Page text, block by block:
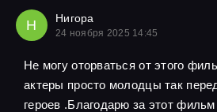
Н Нигора
24 ноября 2025 14:45
Не могу оторваться от этого
актеры просто молодцы так
героев .Благодарю за этот